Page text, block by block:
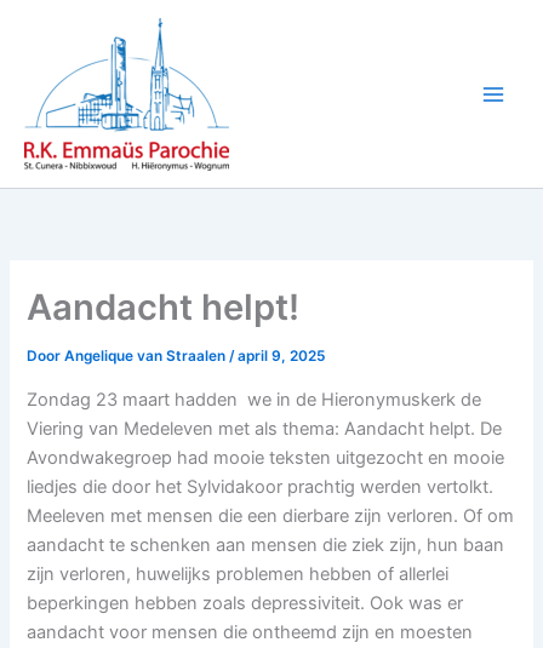
inhoud
Aandacht helpt!
DoorAngelique van Straalen/april 9, 2025
Zondag 23 maart hadden we in de Hieronymuskerk de
Viering van Medeleven met als thema: Aandacht helpt. De
Avondwakegroep had mooie teksten uitgezocht en mooie
liedjes die door het Sylvidakoor prachtig werden vertolkt.
Meeleven met mensen die een dierbare zijn verloren. Of om
aandacht te schenken aan mensen die ziek zijn, hun baan
zijn verloren, huwelijks problemen hebben of allerlei
beperkingen hebben zoals depressiviteit. Ook was er
aandacht voor mensen die ontheemd zijn en moesten